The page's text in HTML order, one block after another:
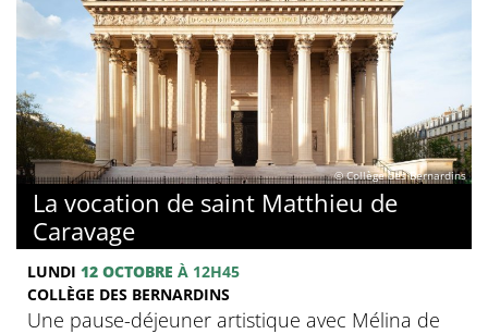
© Collège des Bernardins
La vocation de saint Matthieu de
Caravage
LUNDI 12 OCTOBRE À 12H45
COLLÈGE DES BERNARDINS
Une pause-déjeuner artistique avec Mélina de